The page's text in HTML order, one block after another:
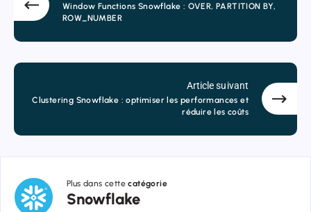
Window Functions Snowflake : OVER, PARTITION BY,
ROW_NUMBER
Article suivant
Clustering Snowflake : optimiser les performances et
réduire les coûts
Plus dans cettecatégorie
Snowflake
Snowflake